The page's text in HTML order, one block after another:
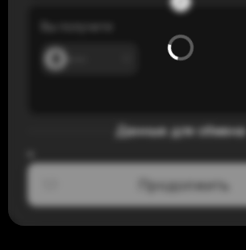
Данные для обмена
Продолжить